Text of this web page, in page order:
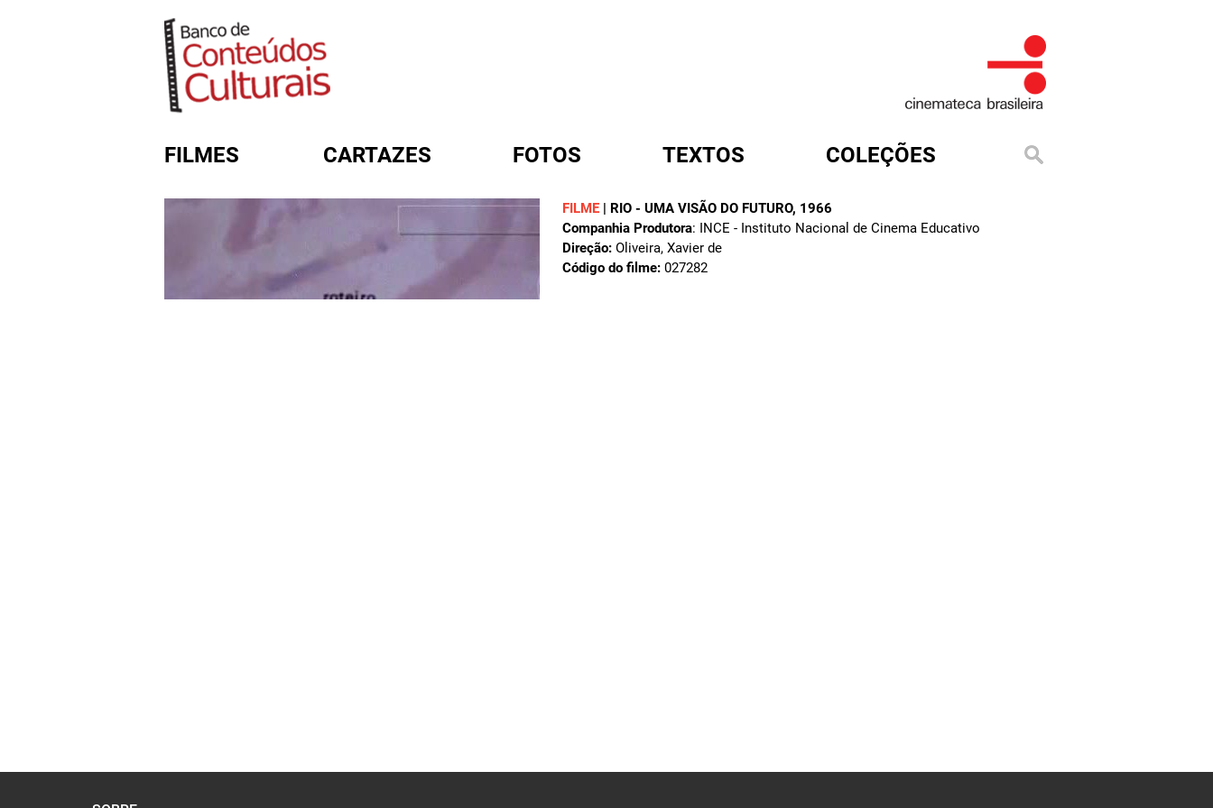
FILMES CARTAZES FOTOS TEXTOS COLEÇÕES
FILME | RIO - UMA VISÃO DO FUTURO, 1966
Companhia Produtora: INCE - Instituto Nacional de Cinema Educativo
Direção: Oliveira, Xavier de
Código do filme: 027282
FORMULÁRIO DE BUSCA